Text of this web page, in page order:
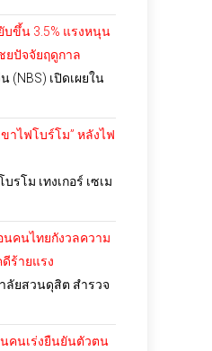
บขึ้น 3.5% แรงหนุน
ยปัจจัยฤดูกาล
(NBS) เปิดเผยใน
าไฟโบร์โม” หลังไฟ
รโม เทงเกอร์ เซเม
นคนไทยกังวลความ
ร้ายแรง
ลัยสวนดุสิต สำรวจ
คนเร่งยืนยันตัวตน